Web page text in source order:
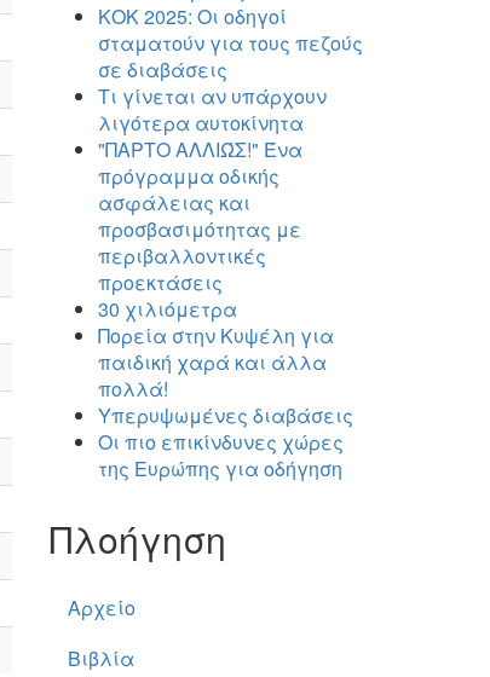
ΚΟΚ 2025: Οι οδηγοί
σταματούν για τους πεζούς
σε διαβάσεις
Τι γίνεται αν υπάρχουν
λιγότερα αυτοκίνητα
"ΠΑΡΤΟ ΑΛΛΙΏΣ!" Ένα
πρόγραμμα οδικής
ασφάλειας και
προσβασιμότητας με
περιβαλλοντικές
προεκτάσεις
30 χιλιόμετρα
Πορεία στην Κυψέλη για
παιδική χαρά και άλλα
πολλά!
Υπερυψωμένες διαβάσεις
Οι πιο επικίνδυνες χώρες
της Ευρώπης για οδήγηση
Πλοήγηση
Αρχείο
Βιβλία